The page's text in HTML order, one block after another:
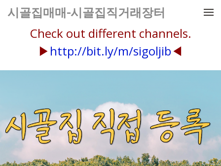
메뉴 건너뛰기
시골집매매-시골집직거래장터
Check out different channels.
▶http://bit.ly/m/sigoljib◀